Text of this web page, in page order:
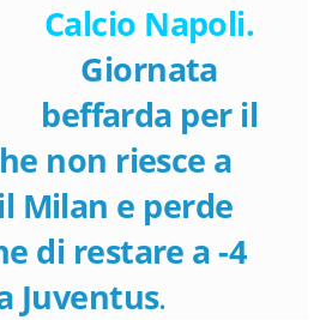
Calcio Napoli.
Giornata
beffarda per il
non riesce a
Milan e perde
di restare a -4
Juventus.